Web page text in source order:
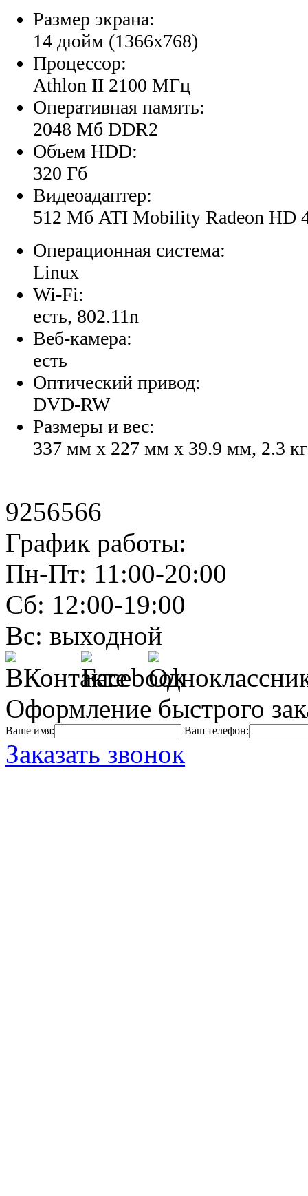
Размер экрана:
14 дюйм (1366x768)
Процессор:
Athlon II 2100 МГц
Оперативная память:
2048 Мб DDR2
Объем HDD:
320 Гб
Видеоадаптер:
512 Мб ATI Mobility Radeon HD
Операционная система:
Linux
Wi-Fi:
есть, 802.11n
Веб-камера:
есть
Оптический привод:
DVD-RW
Размеры и вес:
337 мм x 227 мм x 39.9 мм, 2.3 кг
9256566
График работы:
Пн-Пт: 11:00-20:00
Сб: 12:00-19:00
Вс: выходной
Оформление быстрого
Ваше имя: Ваш телефон:
Заказать звонок